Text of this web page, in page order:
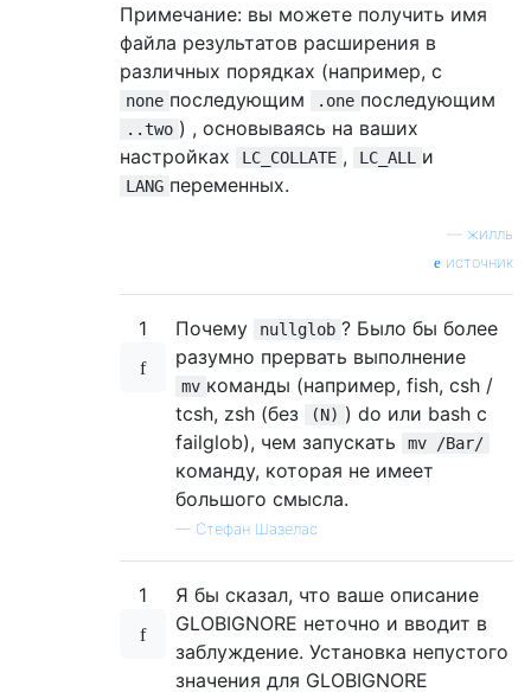
Примечание: вы можете получить имя
файла результатов расширения в
различных порядках (например, с
none последующим .one последующим
..two ) , основываясь на ваших
настройках
LC_COLLATE , LC_ALL и
LANG переменных.
жилль
источник
1 Почему nullglob ? Было бы более
разумно прервать выполнение
mv команды (например, fish, csh /
tcsh, zsh (без
(N) ) do или bash с
failglob), чем запускать
mv /Bar/
команду, которая не имеет
большого смысла.
— Стефан Шазелас
1
Я бы сказал, что ваше описание
GLOBIGNORE неточно и вводит в
заблуждение. Установка непустого
значения для GLOBIGNORE